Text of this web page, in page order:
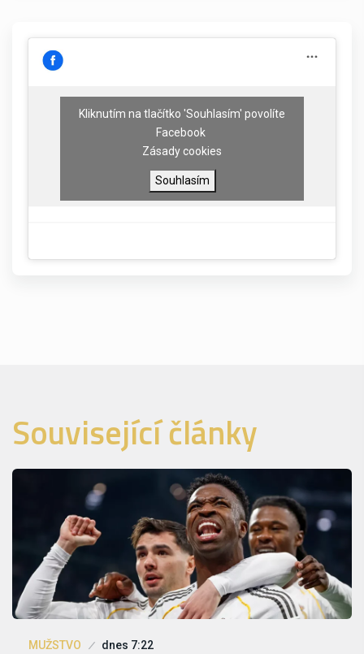
Kliknutím na tlačítko 'Souhlasím' povolíte
Facebook
Zásady cookies
Souhlasím
Související články
MUŽSTVO dnes 7:22